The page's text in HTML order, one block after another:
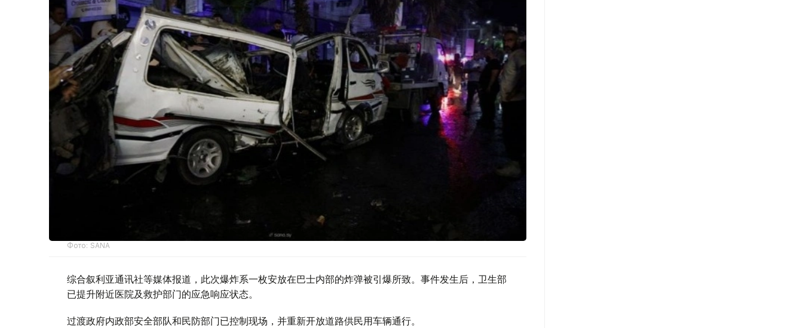
Фото: SANA
综合叙利亚通讯社等媒体报道，此次爆炸系一枚安放在巴士内部的炸弹被引爆所致。事件发生后，卫生部
已提升附近医院及救护部门的应急响应状态。
过渡政府内政部安全部队和民防部门已控制现场，并重新开放道路供民用车辆通行。